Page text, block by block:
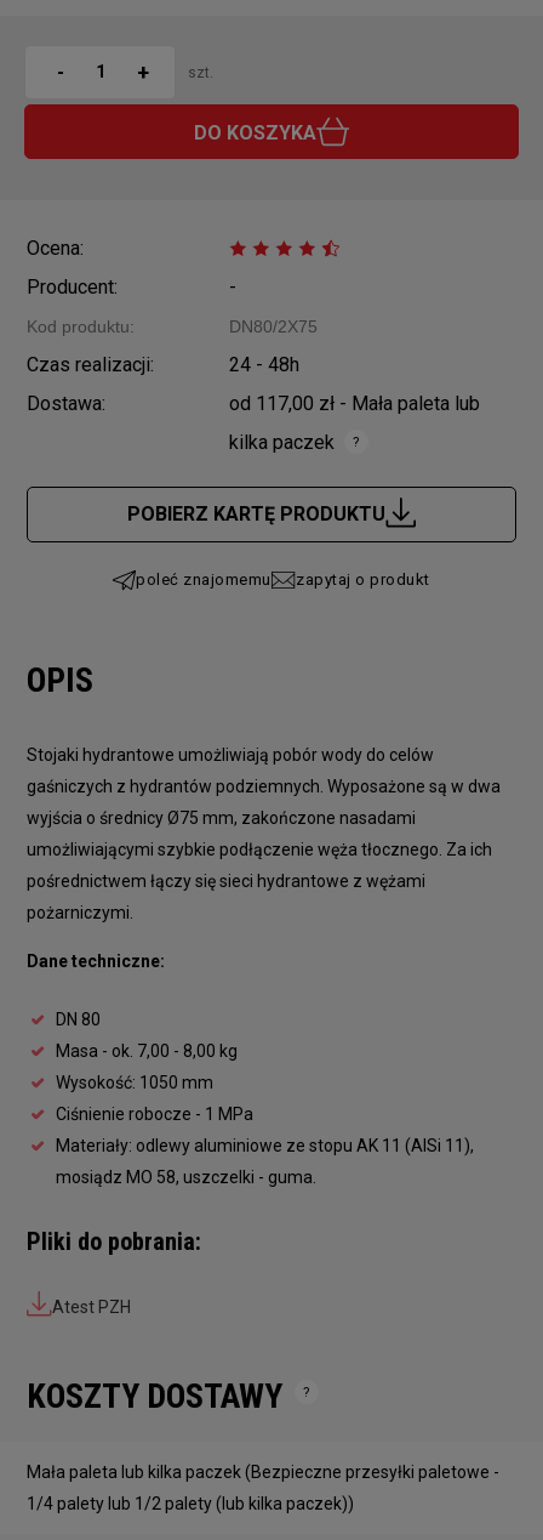
- + szt.
DO KOSZYKA
Ocena:
Producent:
-
Kod produktu: DN80/2X75
Czas realizacji:
24 - 48h
Dostawa:
od 117,00 zł - Mała paleta lub
kilka paczek
Cena nie zawiera ewentualnych kosztów płatności
POBIERZ KARTĘ PRODUKTU
poleć znajomemu zapytaj o produkt
OPIS
Stojaki hydrantowe umożliwiają pobór wody do celów
gaśniczych z hydrantów podziemnych. Wyposażone są w dwa
wyjścia o średnicy Ø75 mm, zakończone nasadami
umożliwiającymi szybkie podłączenie węża tłocznego. Za ich
pośrednictwem łączy się sieci hydrantowe z wężami
pożarniczymi.
Dane techniczne:
DN 80
Masa - ok. 7,00 - 8,00 kg
Wysokość: 1050 mm
Ciśnienie robocze - 1 MPa
Materiały: odlewy aluminiowe ze stopu AK 11 (AlSi 11),
mosiądz MO 58, uszczelki - guma.
Pliki do pobrania:
Atest PZH
KOSZTY DOSTAWY
Mała paleta lub kilka paczek(Bezpieczne przesyłki paletowe -
1/4 palety lub 1/2 palety (lub kilka paczek))